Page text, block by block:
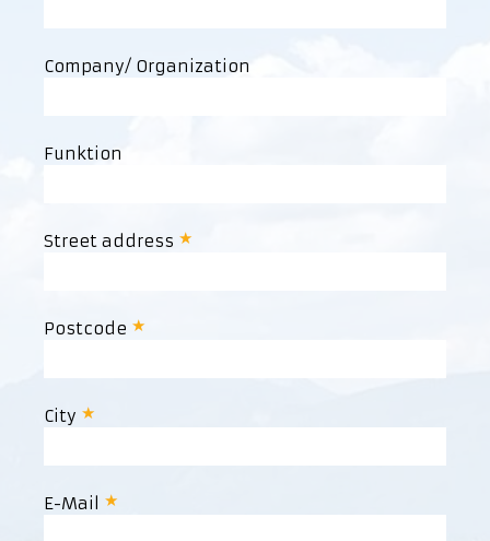
Company/ Organization
Funktion
Street address
Postcode
City
E-Mail